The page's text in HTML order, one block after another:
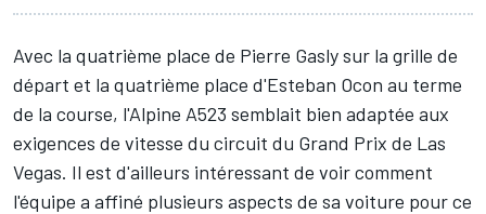
Avec la quatrième place de Pierre Gaslysur la grille de
départ et la quatrième place d'Esteban Ocon au terme
de la course, l'Alpine A523 semblait bien adaptée aux
exigences de vitesse du circuit du Grand Prix de Las
Vegas. Il est d'ailleurs intéressant de voir comment
l'équipe a affiné plusieurs aspects de sa voiture pour ce